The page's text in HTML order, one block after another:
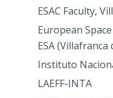
ESAC Faculty,
European
ESA (Villafranca
Instituto
LAEFF-INTA